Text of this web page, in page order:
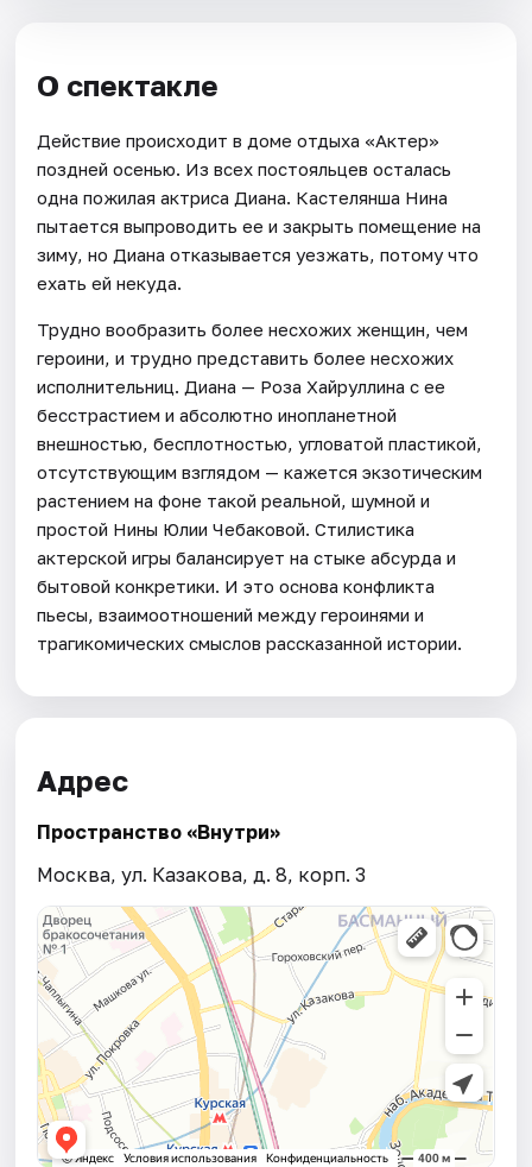
О спектакле
Действие происходит в доме отдыха «Актер»
поздней осенью. Из всех постояльцев осталась
одна пожилая актриса Диана. Кастелянша Нина
пытается выпроводить ее и закрыть помещение на
зиму, но Диана отказывается уезжать, потому что
ехать ей некуда.
Трудно вообразить более несхожих женщин, чем
героини, и трудно представить более несхожих
исполнительниц. Диана — Роза Хайруллина с ее
бесстрастием и абсолютно инопланетной
внешностью, бесплотностью, угловатой пластикой,
отсутствующим взглядом — кажется экзотическим
растением на фоне такой реальной, шумной и
простой Нины Юлии Чебаковой. Стилистика
актерской игры балансирует на стыке абсурда и
бытовой конкретики. И это основа конфликта
пьесы, взаимоотношений между героинями и
трагикомических смыслов рассказанной истории.
Адрес
Пространство «Внутри»
Москва, ул. Казакова, д. 8, корп. 3